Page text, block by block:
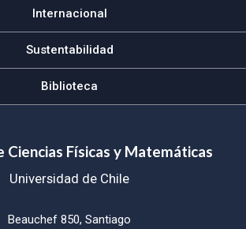
Internacional
Sustentabilidad
Biblioteca
Ciencias Físicas y Matemáticas
Universidad de Chile
Beauchef 850, Santiago